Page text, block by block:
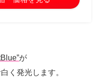
が
く発光します。